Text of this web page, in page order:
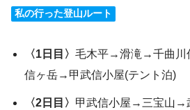
私の行った登山ルート
〈1日目〉毛木平→滑滝→千曲川
信ヶ岳→甲武信小屋(テント泊)
〈2日目〉 甲武信小屋→三宝山